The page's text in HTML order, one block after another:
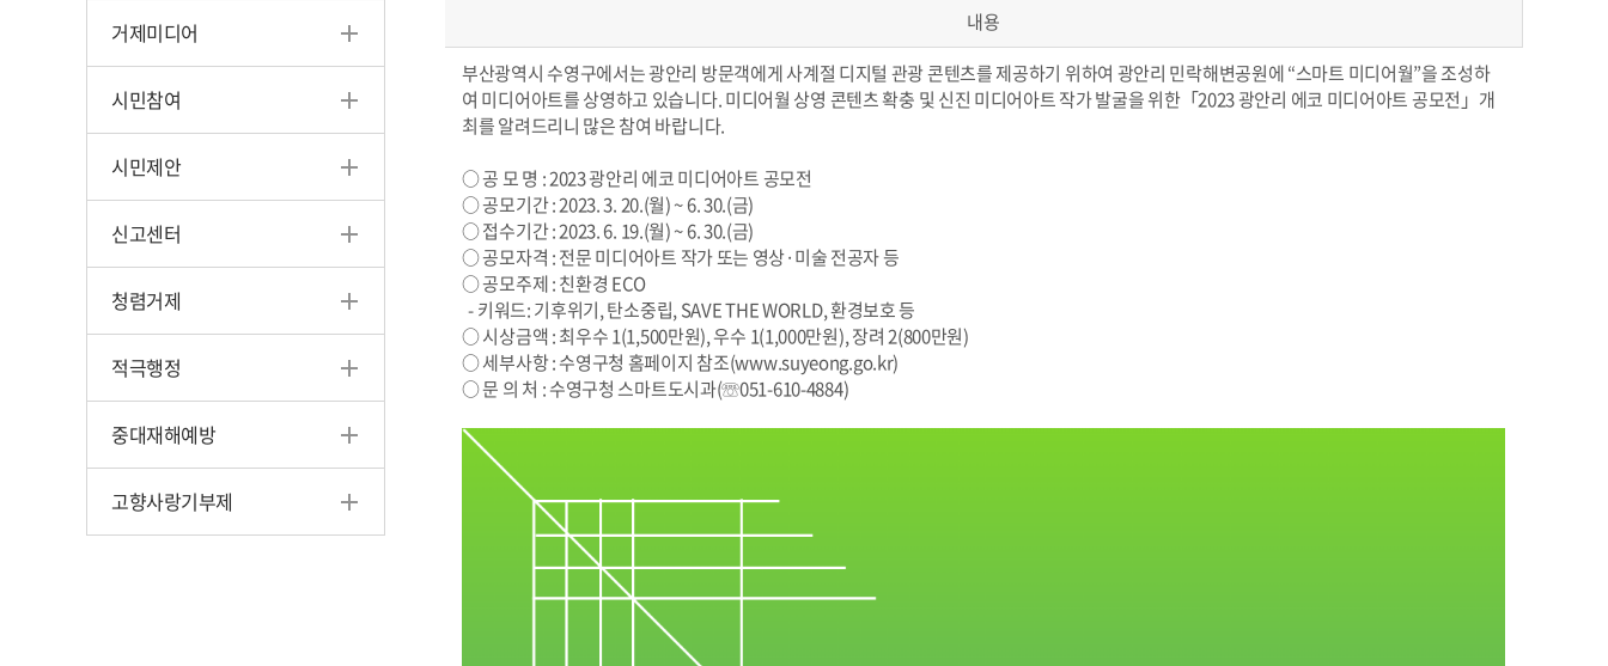
거제미디어
시민참여
시민제안
신고센터
청렴거제
적극행정
중대재해예방
고향사랑기부제
내용
부산광역시 수영구에서는 광안리 방문객에게 사계절 디지털 관광 콘텐츠를 제공하기 위하여 광안리 민락해변공원에 “스마트 미디어월”을 조성하
여 미디어아트를 상영하고 있습니다. 미디어월 상영 콘텐츠 확충 및 신진 미디어아트 작가 발굴을 위한「2023 광안리 에코 미디어아트 공모전」개
최를 알려드리니 많은 참여 바랍니다.
○ 공 모 명 : 2023 광안리 에코 미디어아트 공모전
○ 공모기간 : 2023. 3. 20.(월) ~ 6. 30.(금)
○ 접수기간 : 2023. 6. 19.(월) ~ 6. 30.(금)
○ 공모자격 : 전문 미디어아트 작가 또는 영상·미술 전공자 등
○ 공모주제 : 친환경 ECO
- 키워드: 기후위기, 탄소중립, SAVE THE WORLD, 환경보호 등
○ 시상금액 : 최우수 1(1,500만원), 우수 1(1,000만원), 장려 2(800만원)
○ 세부사항 : 수영구청 홈페이지 참조(www.suyeong.go.kr)
○ 문 의 처 : 수영구청 스마트도시과(☏051-610-4884)